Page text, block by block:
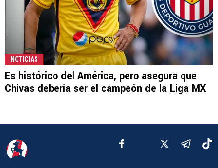
NOTICIAS
Es histórico del América, pero asegura que
Chivas debería ser el campeón de la Liga MX